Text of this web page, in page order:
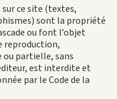
sur ce site (textes,
sont la propriété
ou font l’objet
reproduction,
partielle, sans
est interdite et
par le Code de la